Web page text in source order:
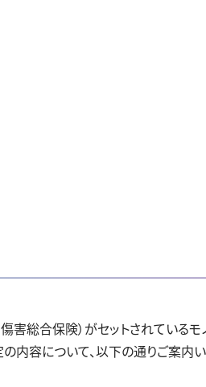
総合保険）がセットされている
内容について、以下の通りご案内い